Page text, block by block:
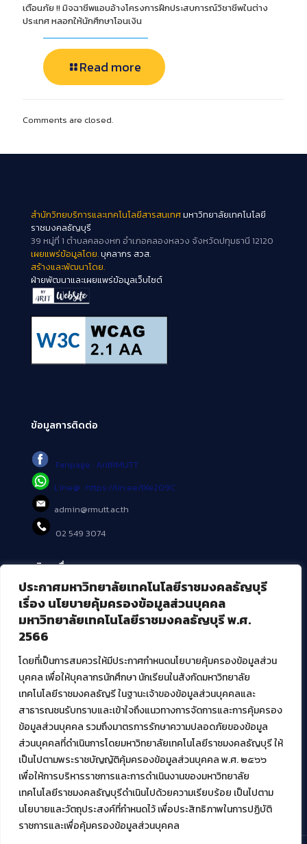
ประกาศมหาวิทยาลัยเทคโนโลยีราชมงคลธัญบุรี
เรื่อง นโยบายคุ้มครองข้อมูลส่วนบุคคล
มหาวิทยาลัยเทคโนโลยีราชมงคลธัญบุรี พ.ศ.
2566
โดยที่เป็นการสมควรให้มีประกาศกำหนดนโยบายคุ้มครองข้อมูลส่วน
บุคคล เพื่อให้บุคลากรนักศึกษา นักเรียนในสังกัดมหาวิทยาลัย
เทคโนโลยีราชมงคลธัญรี ในฐานะเจ้าของข้อมูลส่วนบุคคลและ
สาธารณชนรับทราบและเข้าใจถึงแนวทางการจัดการและการคุ้มครอง
ข้อมูลส่วนบุคคล รวมถึงมาตรการรักษาความปลอดภัยของข้อมูล
ส่วนบุคคลที่ดำเนินการโดยมหาวิทยาลัยเทคโนโลยีราชมงคลธัญบุรี ให้
เป็นไปตามพระราชบัญญัติคุ้มครองข้อมูลส่วนบุคคล พ.ศ. ๒๕๖๖
เพื่อให้การบริหารราชการและการดำเนินงานของมหาวิทยาลัย
เทคโนโลยีราชมงคลธัญบุรีดำเนินไปด้วยความเรียบร้อย เป็นไปตาม
นโยบายและวัตถุประสงค์ที่กำหนดไว้ เพื่อประสิทธิภาพในการปฏิบัติ
ราชการและเพื่อคุ้มครองข้อมูลส่วนบุคคล
เตือนภัย !! มิจฉาชีพแอบอ้างโครงการฝึกประสบการณ์วิชาชีพในต่าง
ประเทศ หลอกให้นักศึกษาโอนเงิน
Read more
Comments are closed.
สำนักวิทยบริการและเทคโนโลยีสารสนเทศมหาวิทยาลัยเทคโนโลยี
ราชมงคลธัญบุรี
39 หมู่ที่ 1 ตำบลคลองหก อำเภอคลองหลวง จังหวัดปทุมธานี 12120
เผยแพร่ข้อมูลโดย.บุคลากร สวส.
สร้างและพัฒนาโดย.
ฝ่ายพัฒนาและเผยแพร่ข้อมูลเว็บไซต์
ข้อมูลการติดต่อ
Fanpage : AritRMUTT
Line@ : https://lin.ee/tXe209C
admin@rmutt.ac.th
02 549 3074
บริการอื่นๆ ของ สวส.
ศูนย์สื่อดิจิทัล
ศูนย์นวัตกรรมและความรู้
ศูนย์พัฒนาและบริการนวัตกรรมดิจิทัล
สมัยใหม่ (MoSeC)
งานบริการวิชาการให้กับหน่วยงานภายนอก
โครงการส่งเสริมและพัฒนาผู้ประกอบการ SME โดย. มทร.ธัญบุรี
กิจกรรมการเชื่อมโยงเครือข่ายผู้ให้บริการเครื่องจักรกลทางการ
เกษตร ภายใต้โครงการส่งเสริมการรแปรรูปสินค้าเกษตรระดับชุมชน
กรมส่งเสริมอุตสาหกรรม
โครงการยกระดับเศรษฐกิจและสังคมรายตำบลแบบบูรณาการ (1
ตำบล 1 มหาวิทยาลัย)